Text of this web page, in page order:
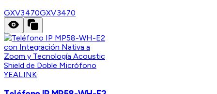
GXV3470GXV3470
YEALINK